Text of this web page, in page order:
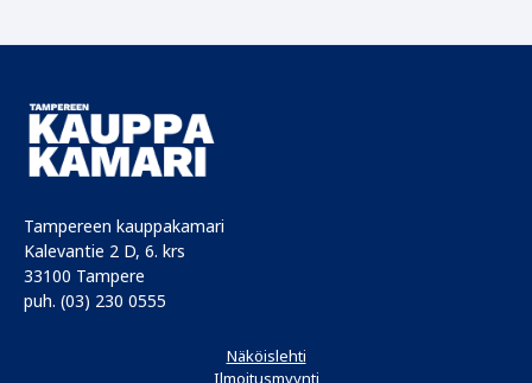
Tampereen kauppakamari
Kalevantie 2 D, 6. krs
33100 Tampere
puh. (03) 230 0555
Näköislehti
Ilmoitusmyynti